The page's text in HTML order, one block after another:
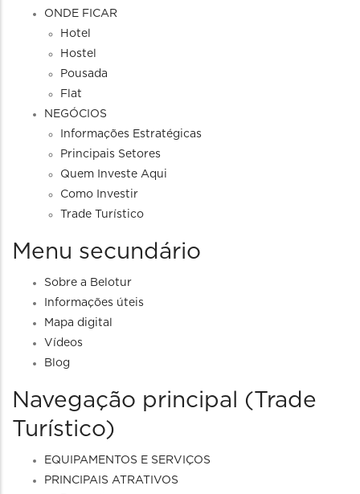
ONDE FICAR
Hotel
Hostel
Pousada
Flat
NEGÓCIOS
Informações Estratégicas
Principais Setores
Quem Investe Aqui
Como Investir
Trade Turístico
Menu secundário
Sobre a Belotur
Informações úteis
Mapa digital
Vídeos
Blog
Navegação principal (Trade
Turístico)
EQUIPAMENTOS E SERVIÇOS
PRINCIPAIS ATRATIVOS